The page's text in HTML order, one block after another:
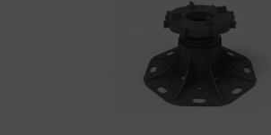
Datenschutzbestimmungen.
Wir nutzen Google Analytics, um eine
kontinuierliche Analyse und
Auswertung der Website zu erhalten,